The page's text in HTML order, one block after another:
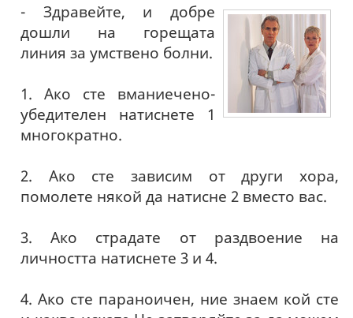
- Здравейте, и добре
дошли на горещата
линия за умствено болни.
1. Ако сте вманиечено-
убедителен натиснете 1
многократно.
2. Ако сте зависим от други хора,
помолете някой да натисне 2 вместо вас.
3. Ако страдате от раздвоение на
личността натиснете 3 и 4.
4. Ако сте параноичен, ние знаем кой сте